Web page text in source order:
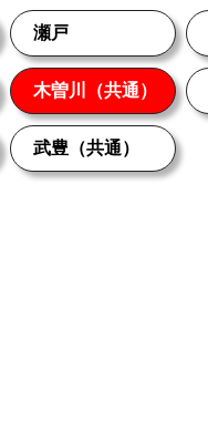
瀬戸
木曽川（共通）
武豊（共通）